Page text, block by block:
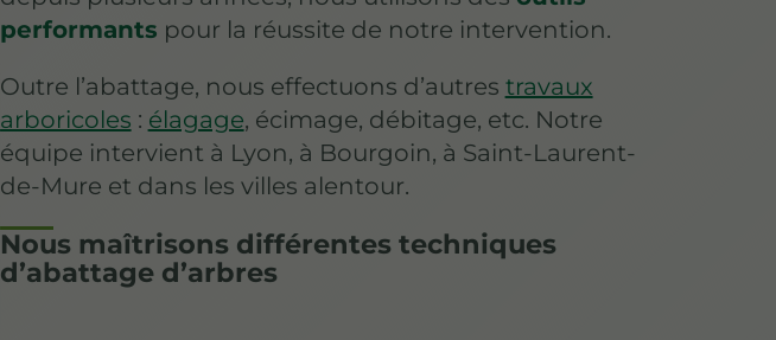
performants pour la réussite de notre intervention.
Outre l’abattage, nous effectuons d’autres travaux
arboricoles : élagage, écimage, débitage, etc. Notre
équipe intervient à Lyon, à Bourgoin, à Saint-Laurent-
de-Mure et dans les villes alentour.
Nous maîtrisons différentes techniques
d’abattage d’arbres